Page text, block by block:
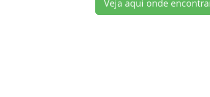
Veja aqui onde